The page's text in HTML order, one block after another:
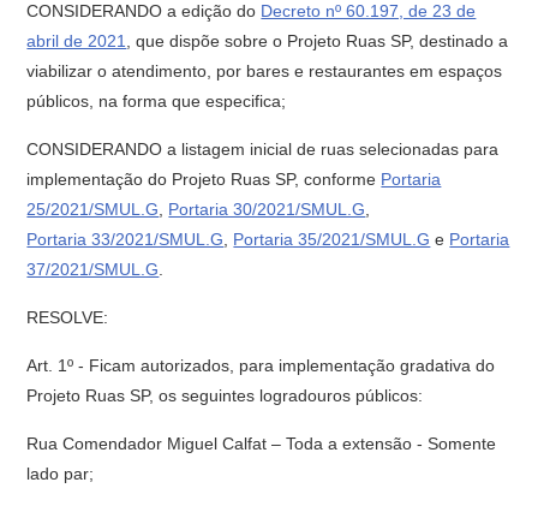
CONSIDERANDO a edição do Decreto nº 60.197, de 23 de
abril de 2021
, que dispõe sobre o Projeto Ruas SP, destinado a
viabilizar o atendimento, por bares e restaurantes em espaços
públicos, na forma que especifica;
CONSIDERANDO a listagem inicial de ruas selecionadas para
implementação do Projeto Ruas SP, conforme Portaria
25/2021/SMUL.G
Portaria 30/2021/SMUL.G
Portaria 33/2021/SMUL.G
Portaria 35/2021/SMUL.G e Portaria
37/2021/SMUL.G
RESOLVE:
Art. 1º - Ficam autorizados, para implementação gradativa do
Projeto Ruas SP, os seguintes logradouros públicos:
Rua Comendador Miguel Calfat – Toda a extensão - Somente
lado par;